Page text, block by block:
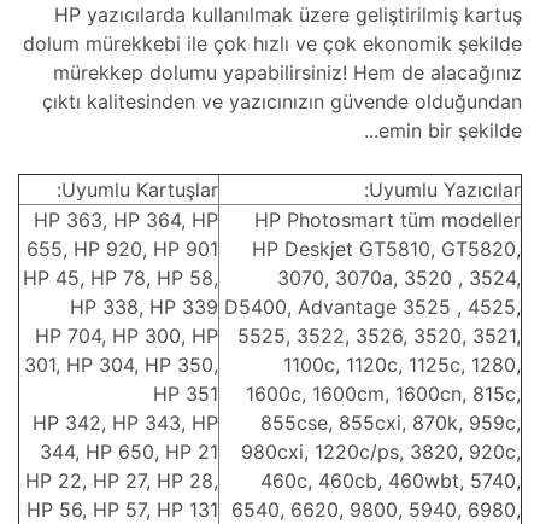
HP yazıcılarda kullanılmak üzere geliştirilmiş kartuş
dolum mürekkebi ile çok hızlı ve çok ekonomik şekilde
mürekkep dolumu yapabilirsiniz! Hem de alacağınız
çıktı kalitesinden ve yazıcınızın güvende olduğundan
emin bir şekilde...
Uyumlu Yazıcılar:
Uyumlu Kartuşlar:
HP Photosmart tüm modeller
HP Deskjet GT5810, GT5820,
3070, 3070a, 3520 , 3524,
D5400, Advantage 3525 , 4525,
5525, 3522, 3526, 3520, 3521,
1100c, 1120c, 1125c, 1280,
1600c, 1600cm, 1600cn, 815c,
855cse, 855cxi, 870k, 959c,
980cxi, 1220c/ps, 3820, 920c,
460c, 460cb, 460wbt, 5740,
6540, 6620, 9800, 5940, 6980,
HP 363, HP 364, HP
655, HP 920, HP 901
HP 45, HP 78, HP 58,
HP 338, HP 339
HP 704, HP 300, HP
301, HP 304, HP 350,
HP 351
HP 342, HP 343, HP
344, HP 650, HP 21
HP 22, HP 27, HP 28,
HP 56, HP 57, HP 131